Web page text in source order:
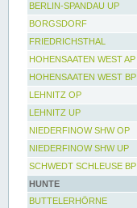
BERLIN-SPANDAU UP
BORGSDORF
FRIEDRICHSTHAL
HOHENSAATEN WEST AP
HOHENSAATEN WEST BP
LEHNITZ OP
LEHNITZ UP
NIEDERFINOW SHW OP
NIEDERFINOW SHW UP
SCHWEDT SCHLEUSE BP
HUNTE
BUTTELERHÖRNE